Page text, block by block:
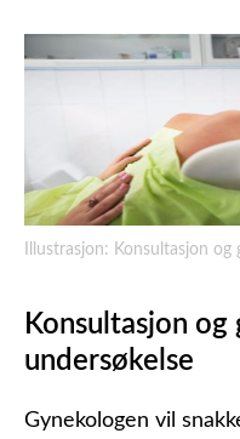
Illustrasjon: Konsultasjon
Konsultasjon
undersøkelse
Gynekologen vil